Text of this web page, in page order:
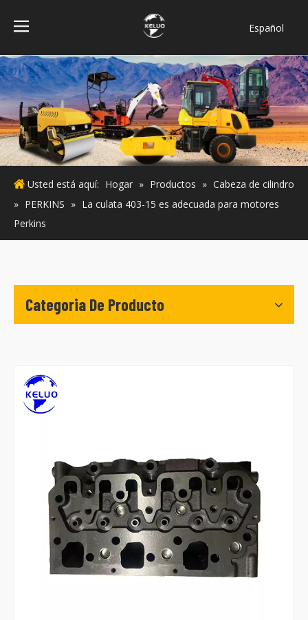
Español
Bahasa
indonesia
Türk dili
ไทย
Italiano
Deutsch
Português
Pусский
Usted está aquí: Hogar » Productos » Cabeza de cilindro
» PERKINS » La culata 403-15 es adecuada para motores
Perkins
Categoria De Producto